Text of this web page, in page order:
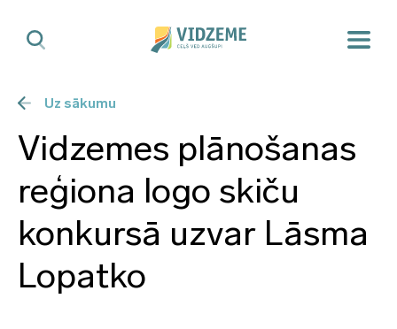
Uz sākumu
Vidzemes plānošanas
reģiona logo skiču
konkursā uzvar Lāsma
Lopatko